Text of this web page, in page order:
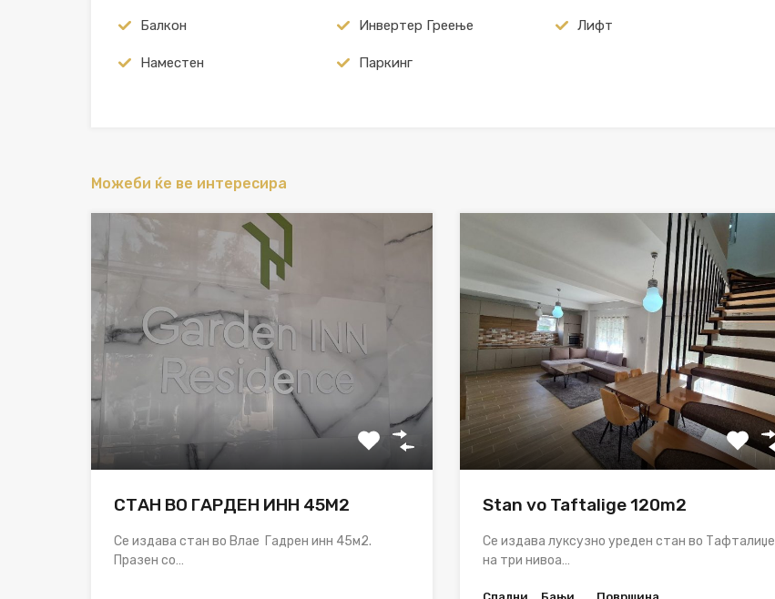
Балкон Инвертер Греење Лифт
Наместен Паркинг
Можеби ќе ве интересира
СТАН ВО ГАРДЕН ИНН 45М2
Се издава стан во Влае Гадрен инн 45м2.
Празен со…
Stan vo Taftalige 120m2
Се издава луксузно уреден стан во Тафталиџе
на три нивоа…